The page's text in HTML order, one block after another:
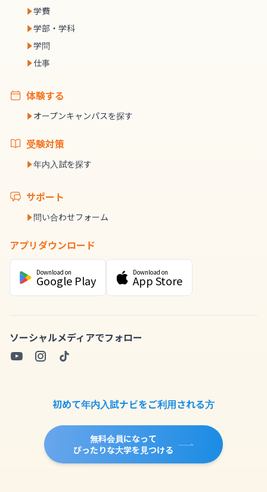
学費
学部・学科
学問
仕事
体験する
オープンキャンパスを探す
受験対策
年内入試を探す
サポート
問い合わせフォーム
アプリダウンロード
Download on
Google Play
Download on
App Store
ソーシャルメディアでフォロー
初めて年内入試ナビをご利用される方
無料会員になって
ぴったりな大学を見つける